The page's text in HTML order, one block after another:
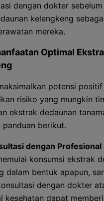
dengan dokter
kelengkeng
mereka.
Optimal
potensi positif
risiko yang mungkin
ekstrak dedaunan
panduan berikut.
dengan Profesional
konsumsi ekstrak
dalam bentuk apapun,
dengan dokter
kesehatan dapat